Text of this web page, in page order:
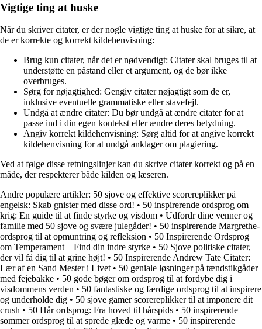
Vigtige ting at huske
Når du skriver citater, er der nogle vigtige ting at huske for at sikre, at
de er korrekte og korrekt kildehenvisning:
Brug kun citater, når det er nødvendigt: Citater skal bruges til at
understøtte en påstand eller et argument, og de bør ikke
overbruges.
Sørg for nøjagtighed: Gengiv citater nøjagtigt som de er,
inklusive eventuelle grammatiske eller stavefejl.
Undgå at ændre citater: Du bør undgå at ændre citater for at
passe ind i din egen kontekst eller ændre deres betydning.
Angiv korrekt kildehenvisning: Sørg altid for at angive korrekt
kildehenvisning for at undgå anklager om plagiering.
Ved at følge disse retningslinjer kan du skrive citater korrekt og på en
måde, der respekterer både kilden og læseren.
Andre populære artikler: 50 sjove og effektive scorereplikker på
engelsk: Skab gnister med disse ord! • 50 inspirerende ordsprog om
krig: En guide til at finde styrke og visdom • Udfordr dine venner og
familie med 50 sjove og svære julegåder! • 50 inspirerende Margrethe-
ordsprog til at opmuntring og refleksion • 50 Inspirerende Ordsprog
om Temperament – Find din indre styrke • 50 Sjove politiske citater,
der vil få dig til at grine højt! • 50 Inspirerende Andrew Tate Citater:
Lær af en Sand Mester i Livet• 50 geniale løsninger på tændstikgåder
med fejebakke • 50 gode bøger om ordsprog til at fordybe dig i
visdommens verden • 50 fantastiske og færdige ordsprog til at inspirere
og underholde dig • 50 sjove gamer scorereplikker til at imponere dit
crush • 50 Hår ordsprog: Fra hoved til hårspids • 50 inspirerende
sommer ordsprog til at sprede glæde og varme • 50 inspirerende